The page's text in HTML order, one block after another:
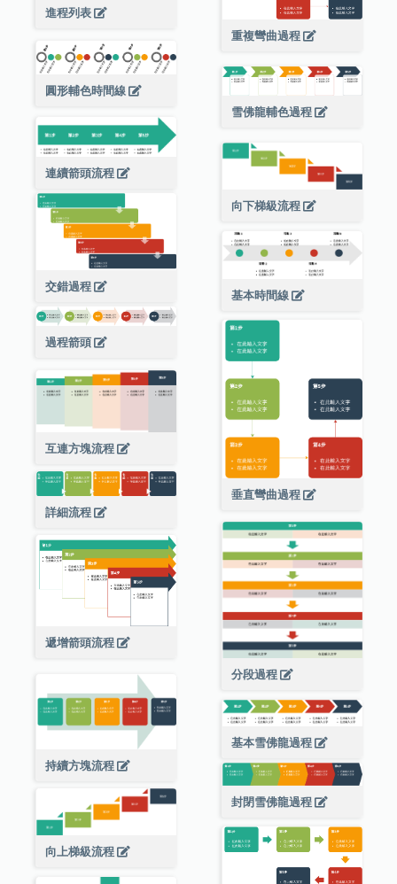
進程列表
重複彎曲過程
圓形輔色時間線
雪佛龍輔色過程
連續箭頭流程
向下梯級流程
交錯過程
基本時間線
過程箭頭
垂直彎曲過程
互連方塊流程
詳細流程
分段過程
遞增箭頭流程
持續方塊流程
基本雪佛龍過程
封閉雪佛龍過程
向上梯級流程